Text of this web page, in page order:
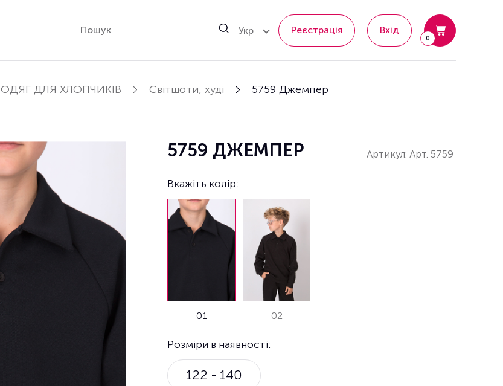
Укр Реєстрація Вхід
0
ОДЯГ ДЛЯ ХЛОПЧИКІВ Світшоти, худі 5759 Джемпер
5759 ДЖЕМПЕР Артикул: Арт. 5759
Вкажіть колір:
01 02
Розміри в наявності:
122 - 140